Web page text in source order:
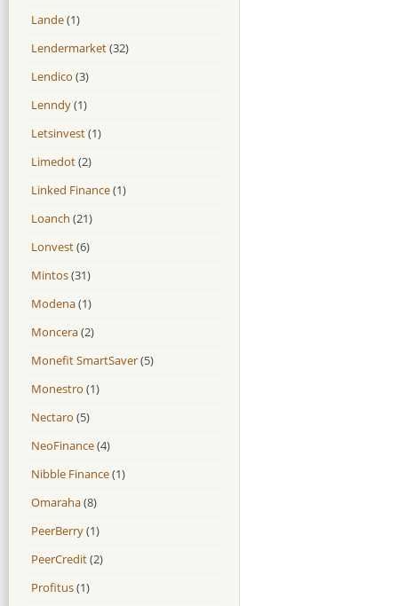
Lande(1)
Lendermarket(32)
Lendico (3)
Lenndy(1)
Letsinvest(1)
Limedot(2)
Linked Finance(1)
Loanch (21)
Lonvest(6)
Mintos(31)
Modena(1)
Moncera(2)
Monefit SmartSaver(5)
Monestro (1)
Nectaro (5)
NeoFinance(4)
Nibble Finance(1)
Omaraha(8)
PeerBerry(1)
PeerCredit(2)
Profitus(1)